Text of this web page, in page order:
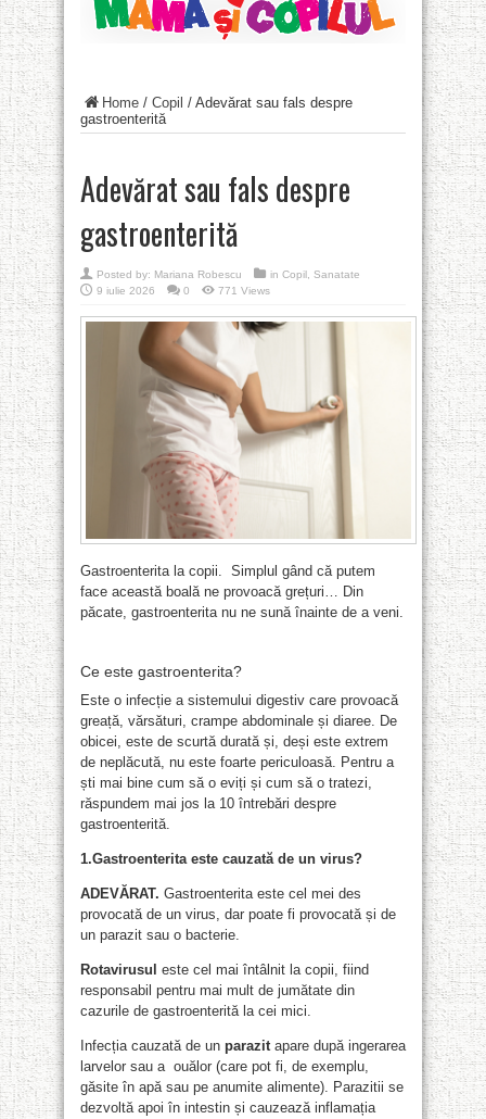
Home / Copil / Adevărat sau fals despre
gastroenterită
Adevărat sau fals despre
gastroenterită
Posted by: Mariana Robescu in Copil Sanatate
9 iulie 2026
0 771 Views
Gastroenterita la copii. Simplul gând că putem
face această boală ne provoacă grețuri… Din
păcate, gastroenterita nu ne sună înainte de a veni.
Ce este gastroenterita?
Este o infecție a sistemului digestiv care provoacă
greață, vărsături, crampe abdominale și diaree. De
obicei, este de scurtă durată și, deși este extrem
de neplăcută, nu este foarte periculoasă. Pentru a
ști mai bine cum să o eviți și cum să o tratezi,
răspundem mai jos la 10 întrebări despre
gastroenterită.
1.Gastroenterita este cauzată de un virus?
ADEVĂRAT. Gastroenterita este cel mei des
provocată de un virus, dar poate fi provocată și de
un parazit sau o bacterie.
Rotavirusul este cel mai întâlnit la copii, fiind
responsabil pentru mai mult de jumătate din
cazurile de gastroenterită la cei mici.
Infecția cauzată de un parazit apare după ingerarea
larvelor sau a ouălor (care pot fi, de exemplu,
găsite în apă sau pe anumite alimente). Parazitii se
dezvoltă apoi în intestin și cauzează inflamația